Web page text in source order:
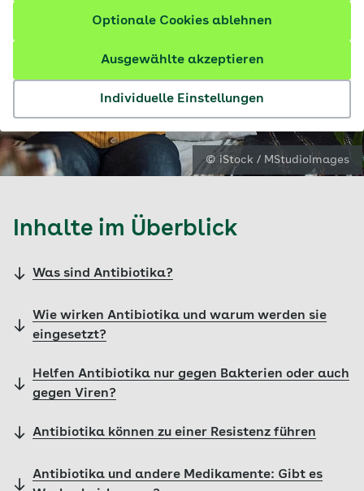
Individuelle Einstellungen
Ausgewählte akzeptieren
Optionale Cookies ablehnen
© iStock / MStudioImages
Inhalte im Überblick
Was sind Antibiotika?
Wie wirken Antibiotika und warum werden sie
eingesetzt?
Helfen Antibiotika nur gegen Bakterien oder auch
gegen Viren?
Antibiotika können zu einer Resistenz führen
Antibiotika und andere Medikamente: Gibt es